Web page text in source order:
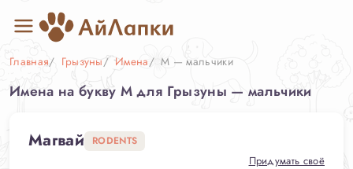
Главная Грызуны Имена М — мальчики
Имена на букву М для Грызуны — мальчики
Магвай RODENTS
Придумать своё